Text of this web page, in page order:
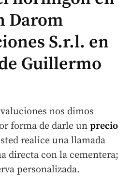
Darom
S.r.l. en
Guillermo
nos dimos
forma de darle un precio
realice una llamada
directa con la cementera;
personalizada.